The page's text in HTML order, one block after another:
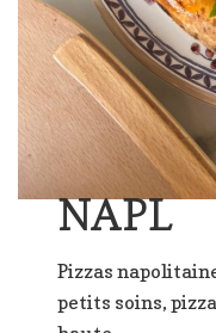
NAPL
Pizzas
petits soins,